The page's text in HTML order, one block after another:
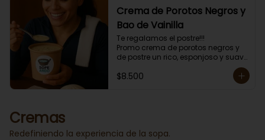
Porción individual lista para servir
de 400 grs.
Crema de Porotos Negros y
Bao de Vainilla
Te regalamos el postre!!!
Promo crema de porotos negros y
de postre un rico, esponjoso y suave
Más topping a elección y mini
$8.500
Cremas
Redefiniendo la experiencia de la sopa.